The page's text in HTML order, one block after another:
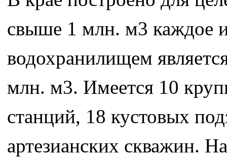
свыше 1 млн. м3 каждое
водохранилищем
млн. м3. Имеется 10
станций, 18 кустовых
артезианских скважин.